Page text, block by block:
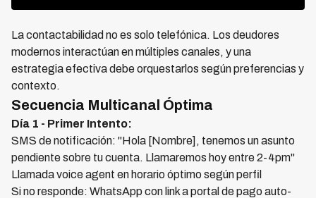
La contactabilidad no es solo telefónica. Los deudores
modernos interactúan en múltiples canales, y una
estrategia efectiva debe orquestarlos según preferencias y
contexto.
Secuencia Multicanal Óptima
Día 1 - Primer Intento:
SMS de notificación: "Hola [Nombre], tenemos un asunto
pendiente sobre tu cuenta. Llamaremos hoy entre 2-4pm"
Llamada voice agent en horario óptimo según perfil
Si no responde: WhatsApp con link a portal de pago auto-